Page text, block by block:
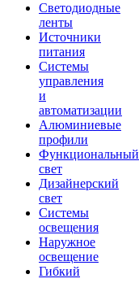
Светодиодные
ленты
Источники
питания
Системы
управления
и
автоматизации
Алюминиевые
профили
Функциональный
свет
Дизайнерский
свет
Системы
освещения
Наружное
освещение
Гибкий